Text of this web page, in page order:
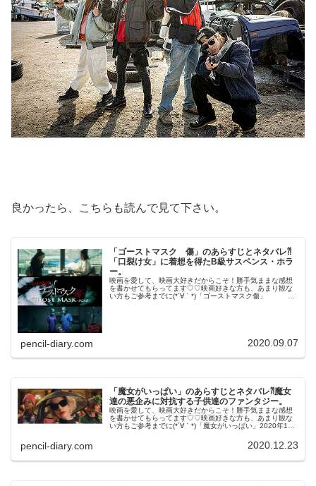
良かったら、こちらも読んで見て下さい。
「ゴーストマスク 傷」のあらすじとネタバレ⁈
「口裂け女」に着想を得たB級サスペンス・ホラ
ー。
映画を愛して、映画大好きだからこそ！勝手気ままな感想
を書かせてもらってます♡♡映画好きな方も、あまり観な
い方もご参考までに(*´∀｀*)「ゴーストマスク傷」
pencil-diary.com 2020.09.07
「魔女がいっぱい」のあらすじとネタバレ⁈魔女
達の悪企みに対抗する子供達のファンタジー。
映画を愛して、映画大好きだからこそ！勝手気ままな感想
を書かせてもらってます♡♡映画好きな方も、あまり観な
い方もご参考までに(*´∀｀*)「魔女がいっぱい」2020年12
pencil-diary.com 2020.12.23